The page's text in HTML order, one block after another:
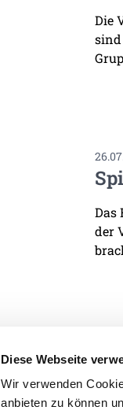
Diese Webseite
Wir verwenden
anbieten zu können
Die
sind
Das
der